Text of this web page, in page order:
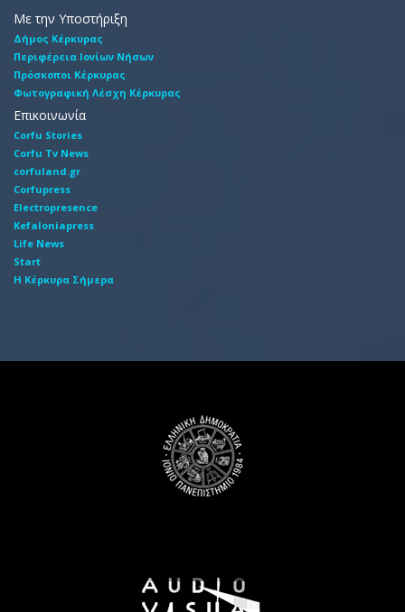
Με την Υποστήριξη
Δήμος Κέρκυρας
Περιφέρεια Ιονίων Νήσων
Πρόσκοποι Κέρκυρας
Φωτογραφική Λέσχη Κέρκυρας
Επικοινωνία
Corfu Stories
Corfu Tv News
corfuland.gr
Corfupress
Electropresence
Kefaloniapress
Life News
Start
Η Κέρκυρα Σήμερα